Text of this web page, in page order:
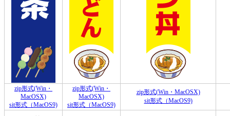
zip形式(Win・
MacOSX)
sit形式（MacOS9)
zip形式(Win・
MacOSX)
sit形式（MacOS9)
zip形式(Win・MacOSX)
sit形式（MacOS9)